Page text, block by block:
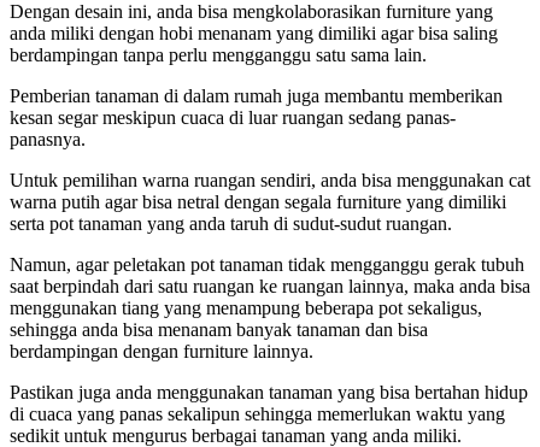
Dengan desain ini, anda bisa mengkolaborasikan furniture yang
anda miliki dengan hobi menanam yang dimiliki agar bisa saling
berdampingan tanpa perlu mengganggu satu sama lain.
Pemberian tanaman di dalam rumah juga membantu memberikan
kesan segar meskipun cuaca di luar ruangan sedang panas-
panasnya.
Untuk pemilihan warna ruangan sendiri, anda bisa menggunakan cat
warna putih agar bisa netral dengan segala furniture yang dimiliki
serta pot tanaman yang anda taruh di sudut-sudut ruangan.
Namun, agar peletakan pot tanaman tidak mengganggu gerak tubuh
saat berpindah dari satu ruangan ke ruangan lainnya, maka anda bisa
menggunakan tiang yang menampung beberapa pot sekaligus,
sehingga anda bisa menanam banyak tanaman dan bisa
berdampingan dengan furniture lainnya.
Pastikan juga anda menggunakan tanaman yang bisa bertahan hidup
di cuaca yang panas sekalipun sehingga memerlukan waktu yang
sedikit untuk mengurus berbagai tanaman yang anda miliki.